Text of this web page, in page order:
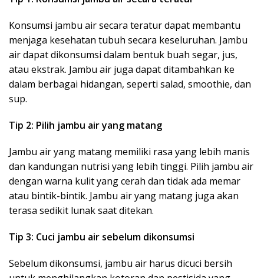
Konsumsi jambu air secara teratur dapat membantu
menjaga kesehatan tubuh secara keseluruhan. Jambu
air dapat dikonsumsi dalam bentuk buah segar, jus,
atau ekstrak. Jambu air juga dapat ditambahkan ke
dalam berbagai hidangan, seperti salad, smoothie, dan
sup.
Tip 2: Pilih jambu air yang matang
Jambu air yang matang memiliki rasa yang lebih manis
dan kandungan nutrisi yang lebih tinggi. Pilih jambu air
dengan warna kulit yang cerah dan tidak ada memar
atau bintik-bintik. Jambu air yang matang juga akan
terasa sedikit lunak saat ditekan.
Tip 3: Cuci jambu air sebelum dikonsumsi
Sebelum dikonsumsi, jambu air harus dicuci bersih